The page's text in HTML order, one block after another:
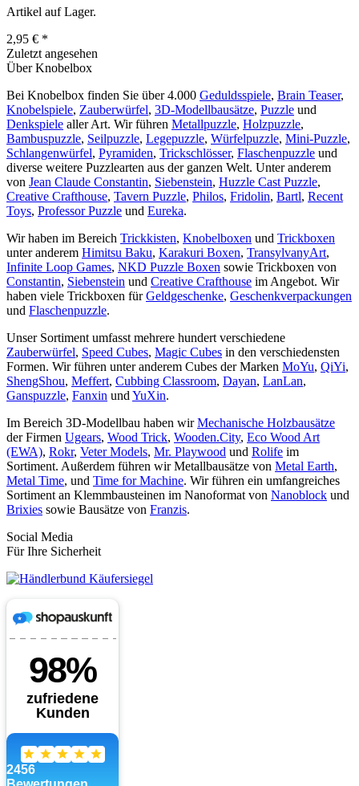
Artikel auf Lager.
2,95 € *
Zuletzt angesehen
Über Knobelbox
Bei Knobelbox finden Sie über 4.000 Geduldsspiele, Brain Teaser,
Knobelspiele, Zauberwürfel, 3D-Modellbausätze, Puzzle und
Denkspiele aller Art. Wir führen Metallpuzzle, Holzpuzzle,
Bambuspuzzle, Seilpuzzle, Legepuzzle, Würfelpuzzle, Mini-Puzzle,
Schlangenwürfel, Pyramiden, Trickschlösser, Flaschenpuzzle und
diverse weitere Puzzlearten aus der ganzen Welt. Unter anderem
von Jean Claude Constantin, Siebenstein, Huzzle Cast Puzzle,
Creative Crafthouse, Tavern Puzzle, Philos, Fridolin, Bartl, Recent
Toys, Professor Puzzle und Eureka.
Wir haben im Bereich Trickkisten, Knobelboxen und Trickboxen
unter anderem Himitsu Baku, Karakuri Boxen, TransylvanyArt,
Infinite Loop Games, NKD Puzzle Boxen sowie Trickboxen von
Constantin, Siebenstein und Creative Crafthouse im Angebot. Wir
haben viele Trickboxen fürGeldgeschenke, Geschenkverpackungen
und Flaschenpuzzle.
Unser Sortiment umfasst mehrere hundert verschiedene
Zauberwürfel, Speed Cubes, Magic Cubes in den verschiedensten
Formen. Wir führen unter anderem Cubes der Marken MoYu, QiYi,
ShengShou, Meffert, Cubbing Classroom, Dayan, LanLan,
Ganspuzzle, Fanxin und YuXin.
Im Bereich 3D-Modellbau haben wirMechanische Holzbausätze
der Firmen Ugears, Wood Trick, Wooden.City, Eco Wood Art
(EWA), Rokr, Veter Models, Mr. Playwood und Rolife im
Sortiment. Außerdem führen wir Metallbausätze von Metal Earth,
Metal Time, und Time for Machine. Wir führen ein umfangreiches
Sortiment an Klemmbausteinen im Nanoformat von Nanoblock und
Brixies sowie Bausätze von Franzis.
Social Media
Für Ihre Sicherheit